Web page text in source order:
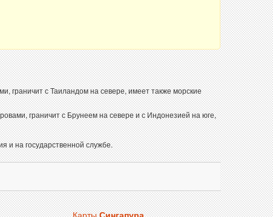
граничит с Таиландом на севере, имеет также морские
граничит с Брунеем на севере и с Индонезией на юге,
и на государственной службе.
КартыСингапура